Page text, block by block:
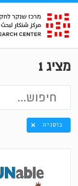
מציג1
בוסניה